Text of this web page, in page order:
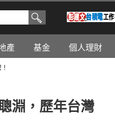
產 基金 個人理財
淵，歷年台灣